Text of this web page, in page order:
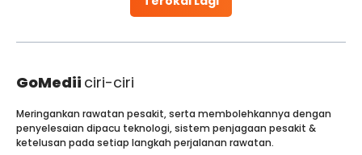
GoMedii ciri-ciri
Meringankan rawatan pesakit, serta membolehkannya dengan
penyelesaian dipacu teknologi, sistem penjagaan pesakit &
ketelusan pada setiap langkah perjalanan rawatan.